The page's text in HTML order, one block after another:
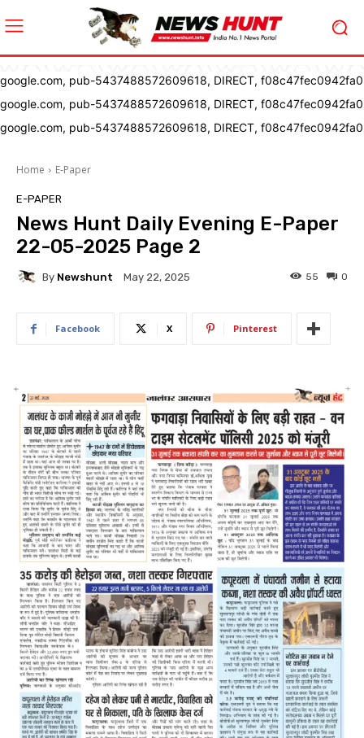
google.com, pub-5437488572609618, DIRECT, f08c47fec0942fa0
google.com, pub-5437488572609618, DIRECT, f08c47fec0942fa0
google.com, pub-5437488572609618, DIRECT, f08c47fec0942fa0
Home E-Paper
E-PAPER
News Hunt Daily Evening E-Paper
22-05-2025 Page 2
By Newshunt May 22, 2025 0
55
Facebook X Pinterest